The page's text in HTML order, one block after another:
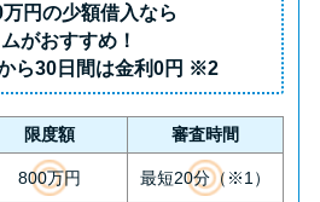
お金を借りる方法は？親
バレにくさや将来への影響
闇金とは？悪質な手口に
注意！
円の少額借入なら
がおすすめ！
ら30日間は金利0円 ※2
限度額 審査時間
800万円 最短20分（※1）